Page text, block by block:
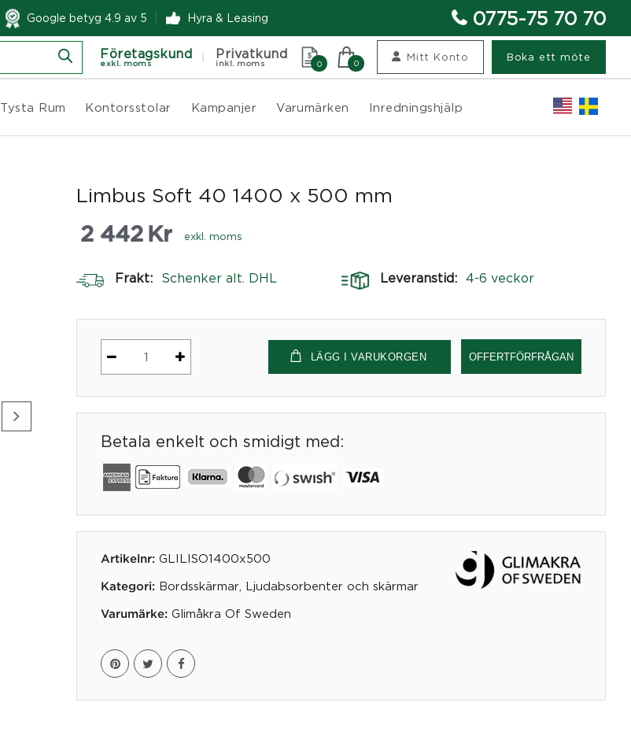
Google betyg 4.9 av 5 Hyra & Leasing 0775-75 70 70
Företagskund
exkl. moms
Privatkund
inkl. moms 0 0
Mitt Konto Boka ett möte
Tysta Rum Kontorsstolar Kampanjer Varumärken Inredningshjälp
Limbus Soft 40 1400 x 500 mm
2 442 Kr exkl. moms
Frakt: Schenker alt. DHL Leveranstid: 4-6 veckor
Limbus
x
mm
LÄGG I VARUKORGEN OFFERTFÖRFRÅGAN
Betala enkelt och smidigt med:
Artikelnr: GLILISO1400x500
Kategori: Bordsskärmar Ljudabsorbenter och skärmar
Varumärke: Glimåkra Of Sweden